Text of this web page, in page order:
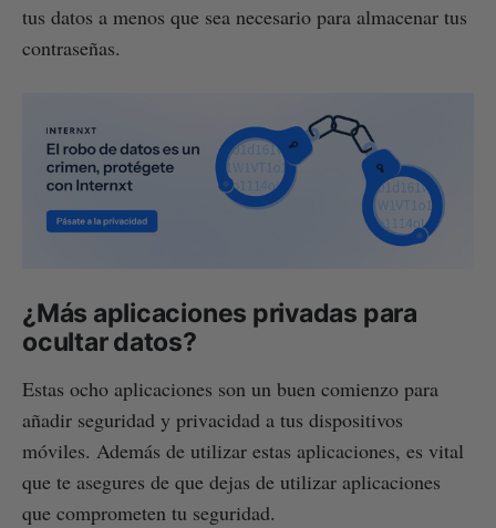
tus datos a menos que sea necesario para almacenar tus
contraseñas.
¿Más aplicaciones privadas para
ocultar datos?
Estas ocho aplicaciones son un buen comienzo para
añadir seguridad y privacidad a tus dispositivos
móviles. Además de utilizar estas aplicaciones, es vital
que te asegures de que dejas de utilizar aplicaciones
que comprometen tu seguridad.